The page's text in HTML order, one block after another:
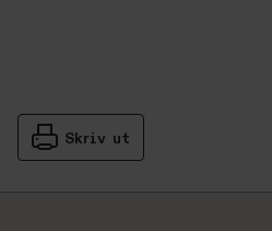
Skriv ut